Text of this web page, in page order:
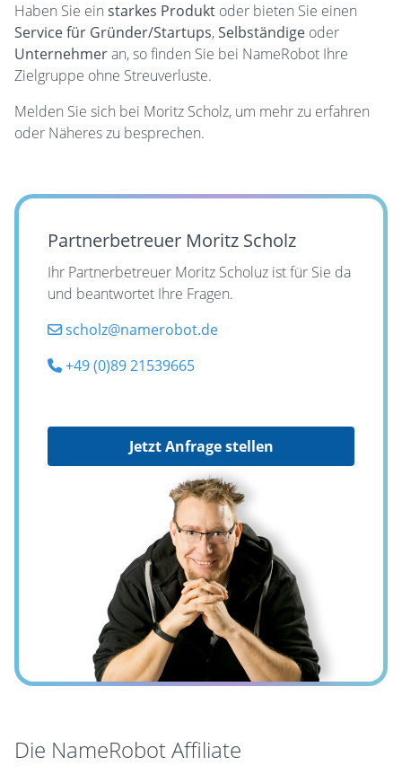
Haben Sie ein starkes Produkt oder bieten Sie einen
Service für Gründer/Startups,Selbständige oder
Unternehmeran, so finden Sie bei NameRobot Ihre
Zielgruppe ohne Streuverluste.
Melden Sie sich bei Moritz Scholz, um mehr zu erfahren
oder Näheres zu besprechen.
Partnerbetreuer Moritz Scholz
Ihr Partnerbetreuer Moritz Scholuz ist für Sie da
und beantwortet Ihre Fragen.
scholz@namerobot.de
+49 (0)89 21539665
Jetzt Anfrage stellen
Die NameRobot Affiliate